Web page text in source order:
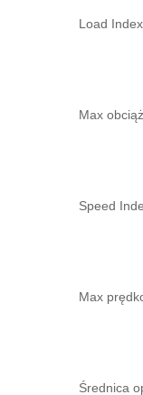
Load
Max
Speed
Max
Średnica